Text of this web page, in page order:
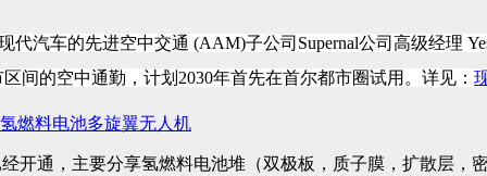
代汽车的先进空中交通 (AAM)子公司Supernal公司高级经理
间的空中通勤，计划2030年首先在首尔都市圈试用。详见：
燃料电池多旋翼无人机
开通，主要分享氢燃料电池堆（双极板，质子膜，扩散层，